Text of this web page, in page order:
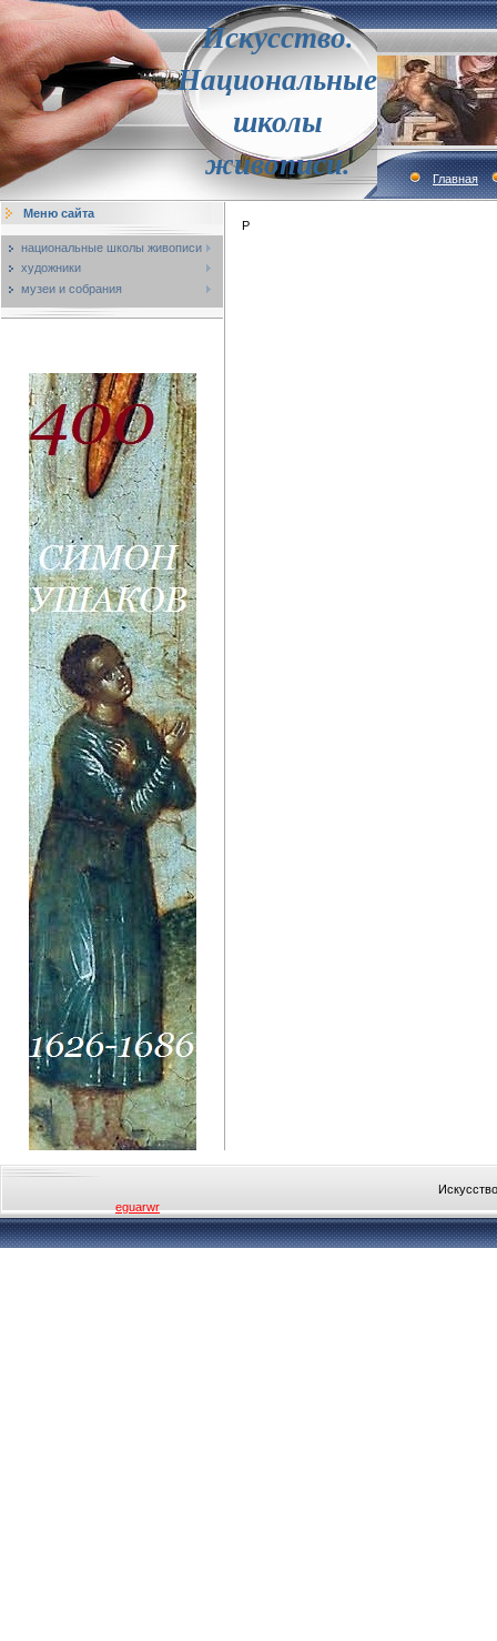
Искусство.
Национальные
школы
живописи.
Главная
Меню сайта
национальные школы живописи
художники
музеи и собрания
Р
eguarwr